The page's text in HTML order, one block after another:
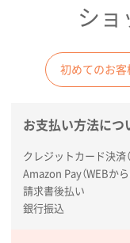
印刷色から探す
サイトメニュー
初めての方へ
ご注文の流れ
ショ
初めてのお客
お支払い方法につ
クレジットカード決済
Amazon Pay（WEBか
請求書後払い
銀行振込